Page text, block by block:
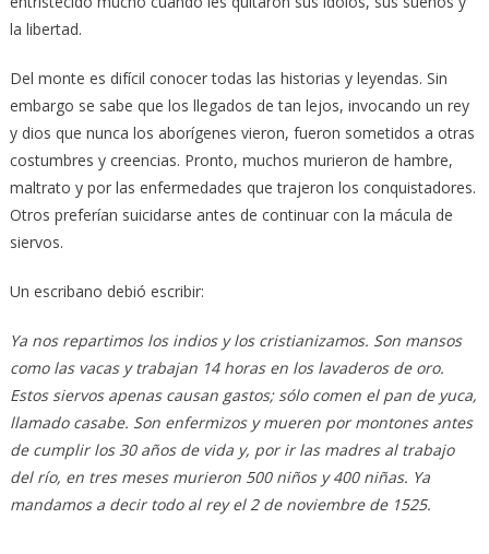
la libertad.
Del monte es difícil conocer todas las historias y leyendas. Sin
embargo se sabe que los llegados de tan lejos, invocando un rey
y dios que nunca los aborígenes vieron, fueron sometidos a otras
costumbres y creencias. Pronto, muchos murieron de hambre,
maltrato y por las enfermedades que trajeron los conquistadores.
Otros preferían suicidarse antes de continuar con la mácula de
siervos.
Un escribano debió escribir:
Ya nos repartimos los indios y los cristianizamos. Son mansos
como las vacas y trabajan 14 horas en los lavaderos de oro.
Estos siervos apenas causan gastos; sólo comen el pan de yuca,
llamado casabe. Son enfermizos y mueren por montones antes
de cumplir los 30 años de vida y, por ir las madres al trabajo
del río, en tres meses murieron 500 niños y 400 niñas. Ya
mandamos a decir todo al rey el 2 de noviembre de 1525.